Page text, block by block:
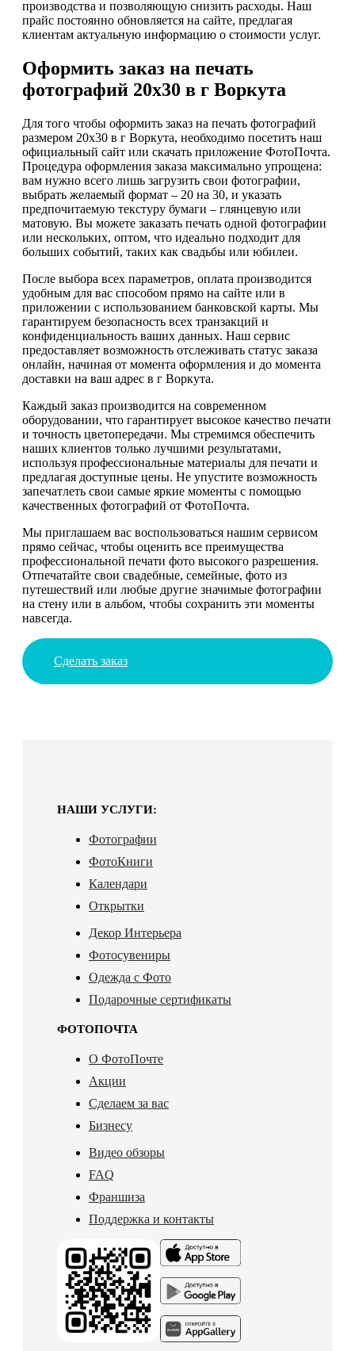
производства и позволяющую снизить расходы. Наш
прайс постоянно обновляется на сайте, предлагая
клиентам актуальную информацию о стоимости услуг.
Оформить заказ на печать
фотографий 20х30 в г Воркута
Для того чтобы оформить заказ на печать фотографий
размером 20х30 в г Воркута, необходимо посетить наш
официальный сайт или скачать приложение ФотоПочта.
Процедура оформления заказа максимально упрощена:
вам нужно всего лишь загрузить свои фотографии,
выбрать желаемый формат – 20 на 30, и указать
предпочитаемую текстуру бумаги – глянцевую или
матовую. Вы можете заказать печать одной фотографии
или нескольких, оптом, что идеально подходит для
больших событий, таких как свадьбы или юбилеи.
После выбора всех параметров, оплата производится
удобным для вас способом прямо на сайте или в
приложении с использованием банковской карты. Мы
гарантируем безопасность всех транзакций и
конфиденциальность ваших данных. Наш сервис
предоставляет возможность отслеживать статус заказа
онлайн, начиная от момента оформления и до момента
доставки на ваш адрес в г Воркута.
Каждый заказ производится на современном
оборудовании, что гарантирует высокое качество печати
и точность цветопередачи. Мы стремимся обеспечить
наших клиентов только лучшими результатами,
используя профессиональные материалы для печати и
предлагая доступные цены. Не упустите возможность
запечатлеть свои самые яркие моменты с помощью
качественных фотографий от ФотоПочта.
Мы приглашаем вас воспользоваться нашим сервисом
прямо сейчас, чтобы оценить все преимущества
профессиональной печати фото высокого разрешения.
Отпечатайте свои свадебные, семейные, фото из
путешествий или любые другие значимые фотографии
на стену или в альбом, чтобы сохранить эти моменты
навсегда.
Сделать заказ
НАШИ УСЛУГИ:
Фотографии
ФотоКниги
Календари
Открытки
Декор Интерьера
Фотосувениры
Одежда с Фото
Подарочные сертификаты
ФОТОПОЧТА
О ФотоПочте
Акции
Сделаем за вас
Бизнесу
Видео обзоры
FAQ
Франшиза
Поддержка и контакты